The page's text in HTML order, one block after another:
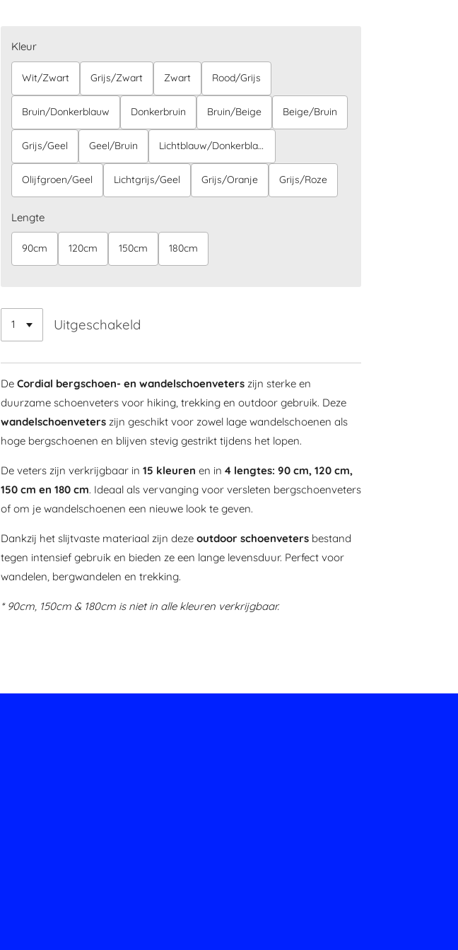
Kleur
Wit/Zwart Grijs/Zwart Zwart Rood/Grijs
Bruin/Donkerblauw Donkerbruin Bruin/Beige Beige/Bruin
Grijs/Geel Geel/Bruin Lichtblauw/Donkerblauw
Olijfgroen/Geel Lichtgrijs/Geel Grijs/Oranje Grijs/Roze
Lengte
90cm 120cm 150cm 180cm
Uitgeschakeld
De Cordial bergschoen- en wandelschoenveters zijn sterke en
duurzame schoenveters voor hiking, trekking en outdoor gebruik. Deze
wandelschoenveters zijn geschikt voor zowel lage wandelschoenen als
hoge bergschoenen en blijven stevig gestrikt tijdens het lopen.
De veters zijn verkrijgbaar in 15 kleuren en in 4 lengtes: 90 cm, 120 cm,
150 cm en 180 cm. Ideaal als vervanging voor versleten bergschoenveters
of om je wandelschoenen een nieuwe look te geven.
Dankzij het slijtvaste materiaal zijn deze outdoor schoenveters bestand
tegen intensief gebruik en bieden ze een lange levensduur. Perfect voor
wandelen, bergwandelen en trekking.
* 90cm, 150cm & 180cm is niet in alle kleuren verkrijgbaar.